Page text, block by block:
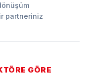
partneriniz
GÖRE